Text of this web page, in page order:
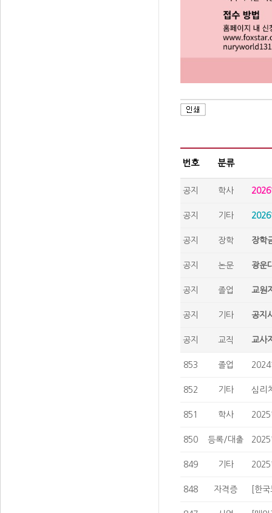
번호 분류
공지 학사 2026
공지 기타 2026
공지 장학 장학
공지 논문 광운
공지 졸업 교원
공지 기타 공지
공지 교직 교사
853 졸업 2024
852 기타 심리
851 학사 2025
850 등록/대출 2025
849 기타 2025
848 자격증 [한